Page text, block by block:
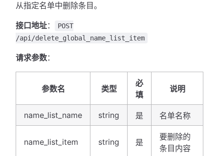
从指定名单中删除条目。
接口地址：
POST
/api/delete_global_name_list_item
请求参数：
参数名 类型
必
填
说明
name_list_name string 是 名单名称
name_list_item string 是
要删除的
条目内容